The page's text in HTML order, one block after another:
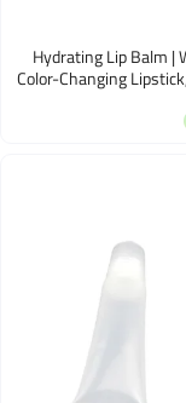
Hydrating Lip Balm |
Color-Changing
Lip Butter Cream,for
Sensitive